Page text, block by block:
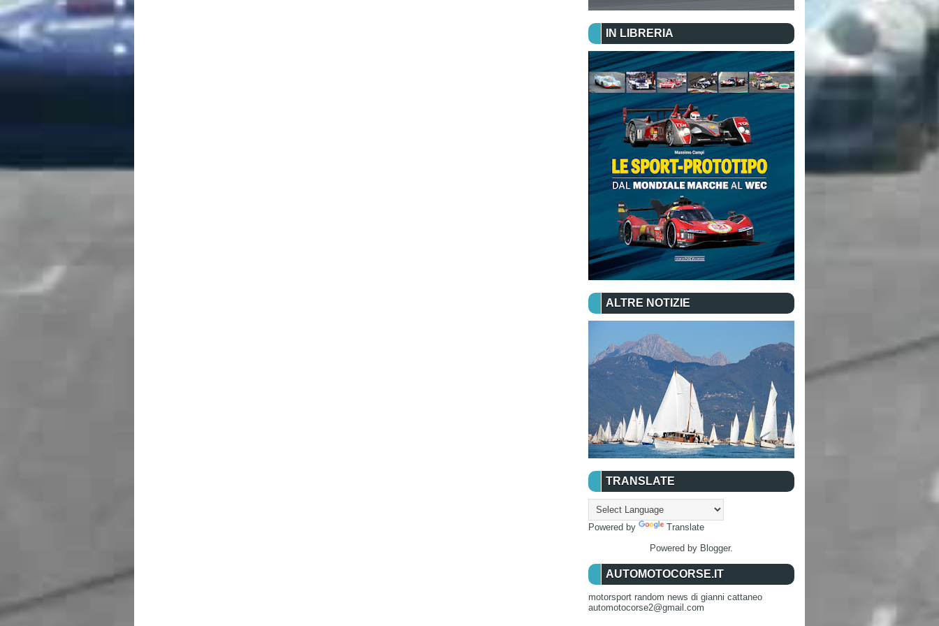
IN LIBRERIA
ALTRE NOTIZIE
TRANSLATE
Powered by
Translate
Powered by Blogger.
AUTOMOTOCORSE.IT
motorsport random news di gianni cattaneo
automotocorse2@gmail.com